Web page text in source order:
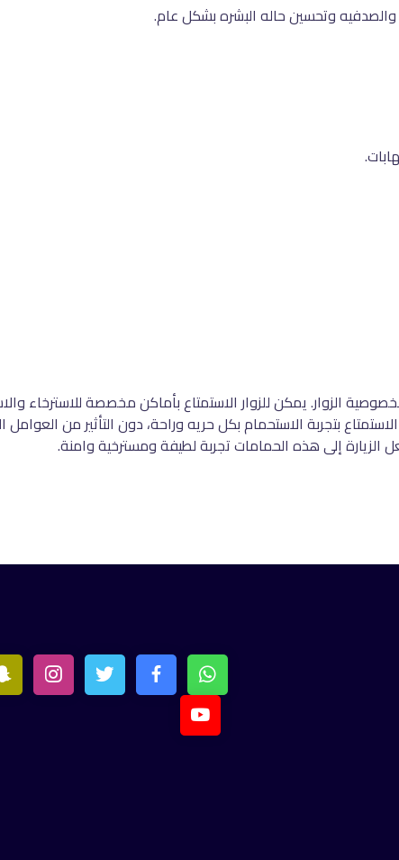
وتحسين حاله البشره بشكل عام.
الزوار. يمكن للزوار الاستمتاع بأماكن مخصصة للاسترخاء
بتجربة الاستحمام بكل حريه وراحة، دون التأثير من العوامل
الزيارة إلى هذه الحمامات تجربة لطيفة ومسترخية وامنة.